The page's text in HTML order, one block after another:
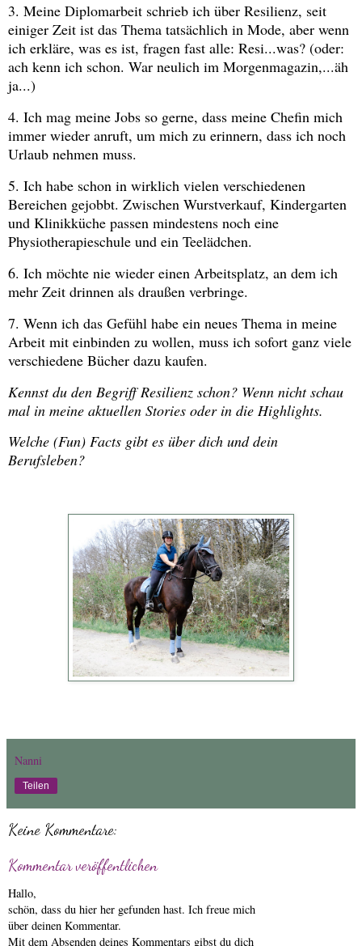
3. Meine Diplomarbeit schrieb ich über Resilienz, seit
einiger Zeit ist das Thema tatsächlich in Mode, aber wenn
ich erkläre, was es ist, fragen fast alle: Resi...was? (oder:
ach kenn ich schon. War neulich im Morgenmagazin,...äh
ja...)
4. Ich mag meine Jobs so gerne, dass meine Chefin mich
immer wieder anruft, um mich zu erinnern, dass ich noch
Urlaub nehmen muss.
5. Ich habe schon in wirklich vielen verschiedenen
Bereichen gejobbt. Zwischen Wurstverkauf, Kindergarten
und Klinikküche passen mindestens noch eine
Physiotherapieschule und ein Teelädchen.
6. Ich möchte nie wieder einen Arbeitsplatz, an dem ich
mehr Zeit drinnen als draußen verbringe.
7. Wenn ich das Gefühl habe ein neues Thema in meine
Arbeit mit einbinden zu wollen, muss ich sofort ganz viele
verschiedene Bücher dazu kaufen.
Kennst du den Begriff Resilienz schon? Wenn nicht schau
mal in meine aktuellen Stories oder in die Highlights.
Welche (Fun) Facts gibt es über dich und dein
Berufsleben?
Nanni
Teilen
Keine Kommentare:
Kommentar veröffentlichen
Hallo,
schön, dass du hier her gefunden hast. Ich freue mich
über deinen Kommentar.
Mit dem Absenden deines Kommentars gibst du dich